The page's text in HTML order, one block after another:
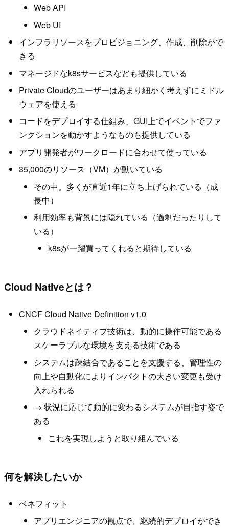
Web API
Web UI
インフラリソースをプロビジョニング、作成、削除がで
きる
マネージドなk8sサービスなども提供している
Private Cloudのユーザーはあまり細かく考えずにミドル
ウェアを使える
コードをデプロイする仕組み、GUI上でイベントでファ
ンクションを動かすようなものも提供している
アプリ開発者がワークロードに合わせて使っている
35,000のリソース（VM）が動いている
その中。多くが直近1年に立ち上げられている（成
長中）
利用効率も背景には隠れている（過剰だったりして
いる）
k8sが一躍買ってくれると期待している
Cloud Nativeとは？
CNCF Cloud Native Definition v1.0
クラウドネイティブ技術は、動的に操作可能である
スケーラブルな環境を支える技術である
システムは疎結合であることを支援する、管理性の
向上や自動化によりインパクトの大きい変更も受け
入れられる
→ 状況に応じて動的に変わるシステムが目指す姿で
ある
これを実現しようと取り組んでいる
何を解決したいか
ベネフィット
アプリエンジニアの観点で、継続的デプロイができ